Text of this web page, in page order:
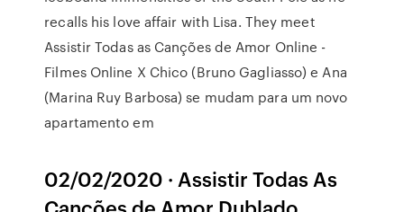
recalls his love affair with Lisa. They meet
Assistir Todas as Canções de Amor Online -
Filmes Online X Chico (Bruno Gagliasso) e Ana
(Marina Ruy Barbosa) se mudam para um novo
apartamento em
02/02/2020 · Assistir Todas As